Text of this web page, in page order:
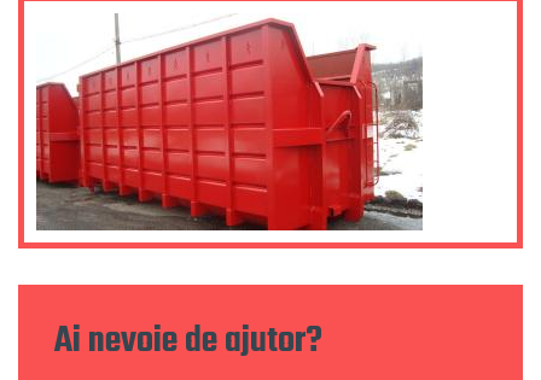
Ai nevoie de ajutor?